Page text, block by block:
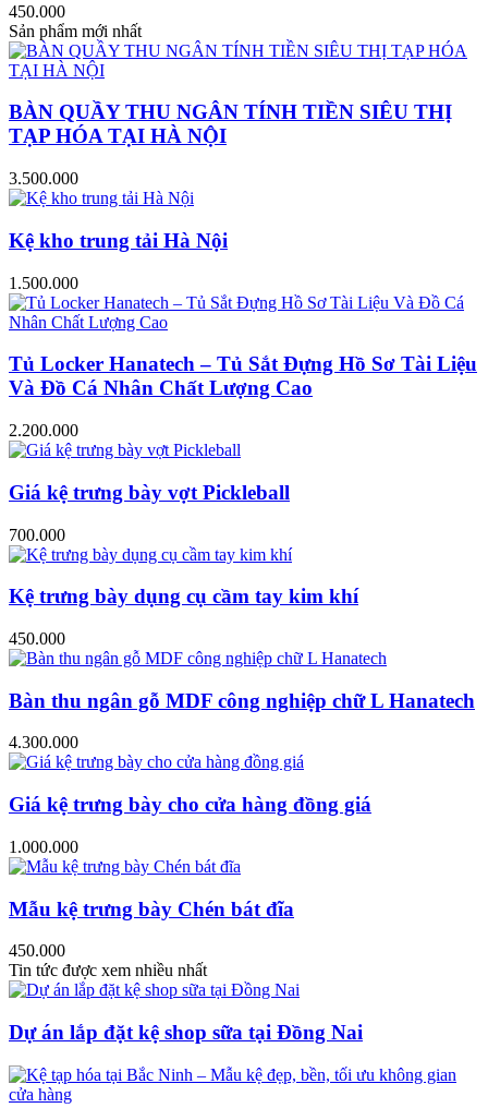
450.000
Sản phẩm mới nhất
BÀN QUẦY THU NGÂN TÍNH TIỀN SIÊU THỊ
TẠP HÓA TẠI HÀ NỘI
3.500.000
Kệ kho trung tải Hà Nội
1.500.000
Tủ Locker Hanatech – Tủ Sắt Đựng Hồ Sơ Tài Liệu
Và Đồ Cá Nhân Chất Lượng Cao
2.200.000
Giá kệ trưng bày vợt Pickleball
700.000
Kệ trưng bày dụng cụ cầm tay kim khí
450.000
Bàn thu ngân gỗ MDF công nghiệp chữ L Hanatech
4.300.000
Giá kệ trưng bày cho cửa hàng đồng giá
1.000.000
Mẫu kệ trưng bày Chén bát đĩa
450.000
Tin tức được xem nhiều nhất
Dự án lắp đặt kệ shop sữa tại Đồng Nai